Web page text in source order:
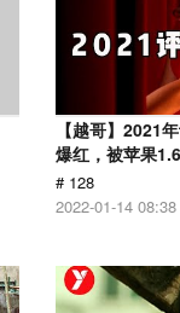
【越哥】2021
爆红，被苹果
# 128
2022-01-14 08:38